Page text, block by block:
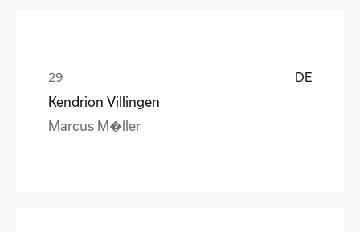
DE
Kendrion Villingen
Marcus M�ller